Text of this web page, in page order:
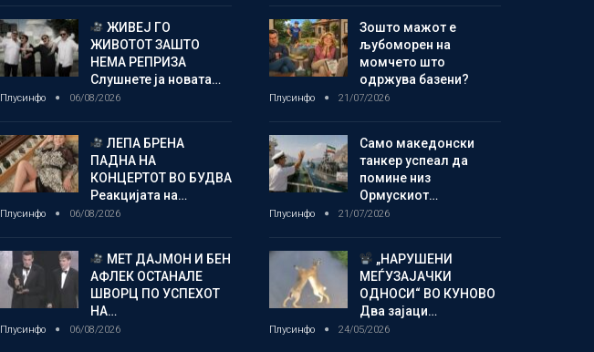
ЖИВЕЈ ГО
ЖИВОТОТ ЗАШТО
НЕМА РЕПРИЗА
Слушнете ја новата…
Плусинфо 06/08/2026
ЛЕПА БРЕНА
ПАДНА НА
КОНЦЕРТОТ ВО БУДВА
Реакцијата на…
Плусинфо 06/08/2026
МЕТ ДАЈМОН И БЕН
АФЛЕК ОСТАНАЛЕ
ШВОРЦ ПО УСПЕХОТ
НА…
Плусинфо 06/08/2026
Зошто мажот е
љубоморен на
момчето што
одржува базени?
Плусинфо 21/07/2026
Само македонски
танкер успеал да
помине низ
Ормускиот…
Плусинфо 21/07/2026
„НАРУШЕНИ
МЕЃУЗАЈАЧКИ
ОДНОСИ“ ВО КУНОВО
Два зајаци…
Плусинфо 24/05/2026